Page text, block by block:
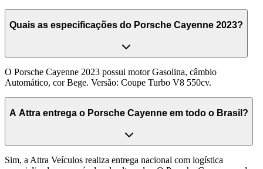
Quais as especificações do Porsche Cayenne 2023?
O Porsche Cayenne 2023 possui motor Gasolina, câmbio
Automático, cor Bege. Versão: Coupe Turbo V8 550cv.
A Attra entrega o Porsche Cayenne em todo o Brasil?
Sim, a Attra Veículos realiza entrega nacional com logística